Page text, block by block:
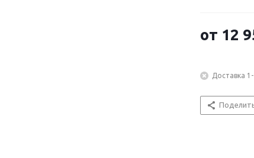
от 12
Доставка